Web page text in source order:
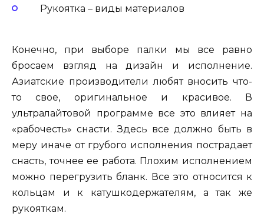
Рукоятка – виды материалов
Конечно, при выборе палки мы все равно
бросаем взгляд на дизайн и исполнение.
Азиатские производители любят вносить что-
то свое, оригинальное и красивое. В
ультралайтовой программе все это влияет на
«рабочесть» снасти. Здесь все должно быть в
меру иначе от грубого исполнения пострадает
снасть, точнее ее работа. Плохим исполнением
можно перегрузить бланк. Все это относится к
кольцам и к катушкодержателям, а так же
рукояткам.